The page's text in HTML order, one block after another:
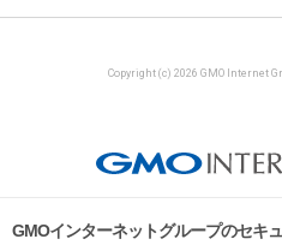
Copyright (c) 2026 GMO Internet
GMOインターネットグループのセキ